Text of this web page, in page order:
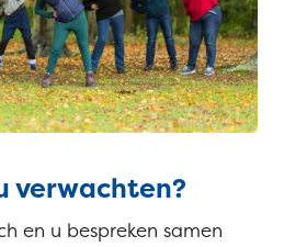
verwachten?
en u bespreken samen